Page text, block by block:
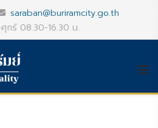
saraban@buriramcity.go.th
กร์ 08.30-16.30 น.